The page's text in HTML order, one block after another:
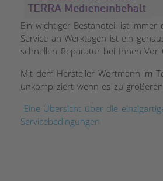
Ein wichtiger Bestandteil ist
Service an Werktagen ist ein
schnellen Reparatur bei Ihnen Vor
Mit dem Hersteller Wortmann im
unkompliziert wenn es zu
Eine Übersicht über die
Servicebedingungen